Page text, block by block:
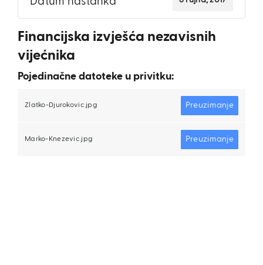
Financijska izvješća nezavisnih
vijećnika
Pojedinačne datoteke u privitku:
Zlatko-Djurokovic.jpg Preuzimanje
Marko-Knezevic.jpg Preuzimanje